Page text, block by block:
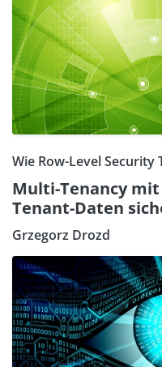
Wie Row-Level
Multi-Tenancy mit
Tenant-Daten
Grzegorz Drozd